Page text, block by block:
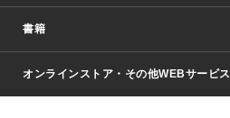
Vジャンプ
週刊ヤングジャンプ
少女マンガ
Seventeen
芸能・情報・スポーツ
書籍
文芸・文庫・総合
オンラインストア・その他WEBサービス